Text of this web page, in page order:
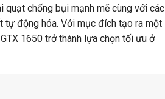
quạt chống bụi mạnh mẽ cùng với các
tự động hóa. Với mục đích tạo ra một
1650 trở thành lựa chọn tối ưu ở